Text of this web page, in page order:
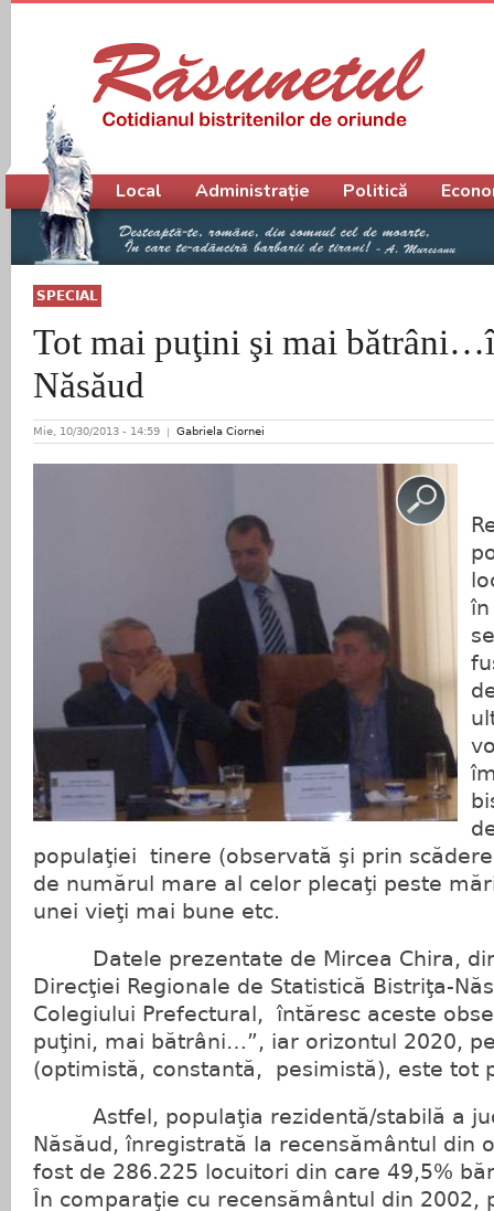
SPECIAL
Tot mai puţini şi mai
Năsăud
Mie, 10/30/2013 - 14:59 Gabriela Ciornei
în
populaţiei tinere (observată şi prin
de numărul mare al celor plecaţi peste
unei vieţi mai bune etc.
Datele prezentate de Mircea Chira,
Direcţiei Regionale de Statistică Bistriţa-
Colegiului Prefectural, întăresc aceste
puţini, mai bătrâni…”, iar orizontul 2020,
(optimistă, constantă, pesimistă), este tot
Astfel, populaţia rezidentă/stabilă a
Năsăud, înregistrată la recensământul din
fost de 286.225 locuitori din care 49,5%
În comparaţie cu recensământul din 2002,
Meniu principal
Local Administrație Politică